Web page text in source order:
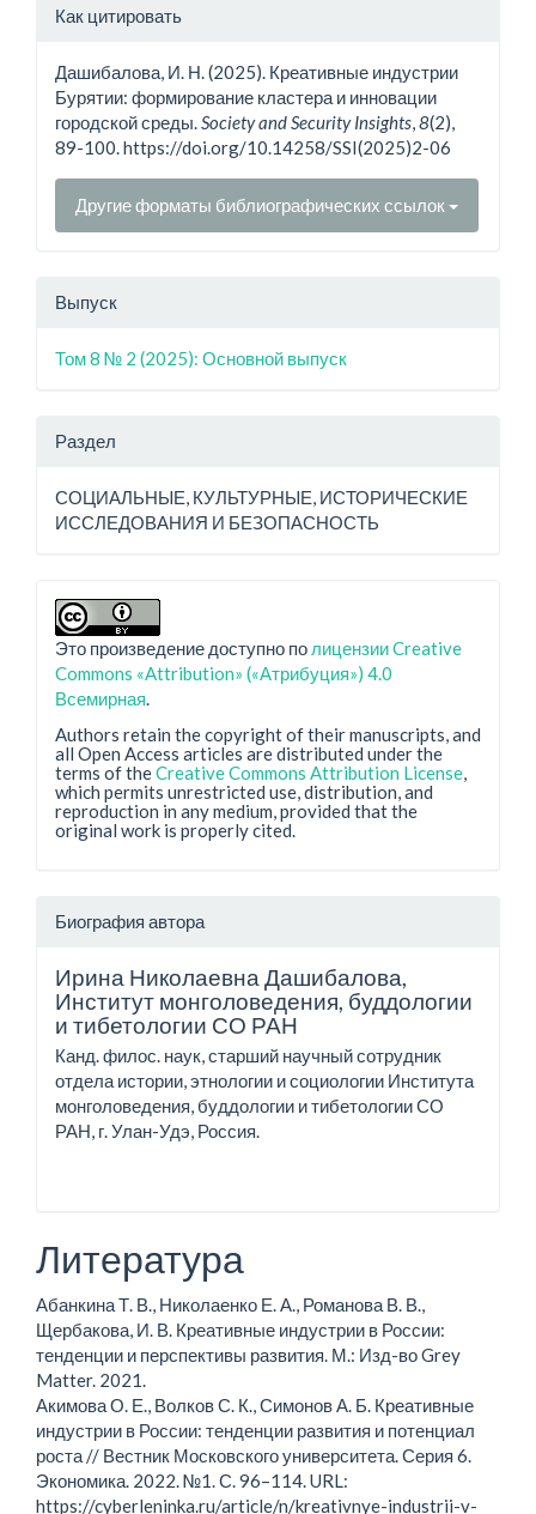
Детали
Как цитировать
Дашибалова, И. Н. (2025). Креативные индустрии
Бурятии: формирование кластера и инновации
городской среды.Society and Security Insights,8(2),
89-100. https://doi.org/10.14258/SSI(2025)2-06
Другие форматы библиографических ссылок
Выпуск
Том 8 № 2 (2025): Основной выпуск
Раздел
СОЦИАЛЬНЫЕ, КУЛЬТУРНЫЕ, ИСТОРИЧЕСКИЕ
ИССЛЕДОВАНИЯ И БЕЗОПАСНОСТЬ
Это произведение доступно по лицензии Creative
Commons «Attribution» («Атрибуция») 4.0
Всемирная.
Authors retain the copyright of their manuscripts, and
all Open Access articles are distributed under the
terms of theCreative Commons Attribution License
which permits unrestricted use, distribution, and
reproduction in any medium, provided that the
original work is properly cited.
Биография автора
Ирина Николаевна Дашибалова,
Институт монголоведения, буддологии
и тибетологии СО РАН
Канд. филос. наук, старший научный сотрудник
отдела истории, этнологии и социологии Института
монголоведения, буддологии и тибетологии СО
РАН, г. Улан-Удэ, Россия.
Литература
Абанкина Т. В., Николаенко Е. А., Романова В. В.,
Щербакова, И. В. Креативные индустрии в России:
тенденции и перспективы развития. М.: Изд-во Grey
Matter. 2021.
Акимова О. Е., Волков С. К., Симонов А. Б. Креативные
индустрии в России: тенденции развития и потенциал
роста // Вестник Московского университета. Серия 6.
Экономика. 2022. №1. С. 96–114. URL:
https://cyberleninka.ru/article/n/kreativnye-industrii-v-